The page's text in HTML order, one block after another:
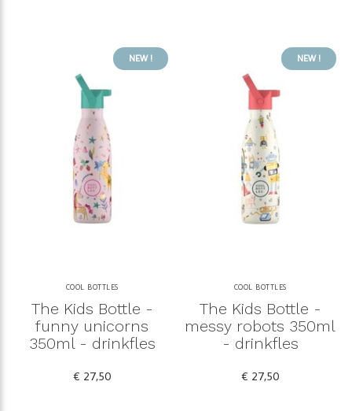
NEW !
COOL BOTTLES
The Kids Bottle -
funny unicorns
350ml - drinkfles
€ 27,50
NEW !
COOL BOTTLES
The Kids Bottle -
messy robots 350ml
- drinkfles
€ 27,50